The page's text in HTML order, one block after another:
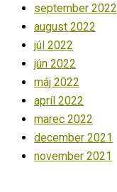
september 2022
august 2022
júl 2022
jún 2022
máj 2022
apríl 2022
marec 2022
december 2021
november 2021